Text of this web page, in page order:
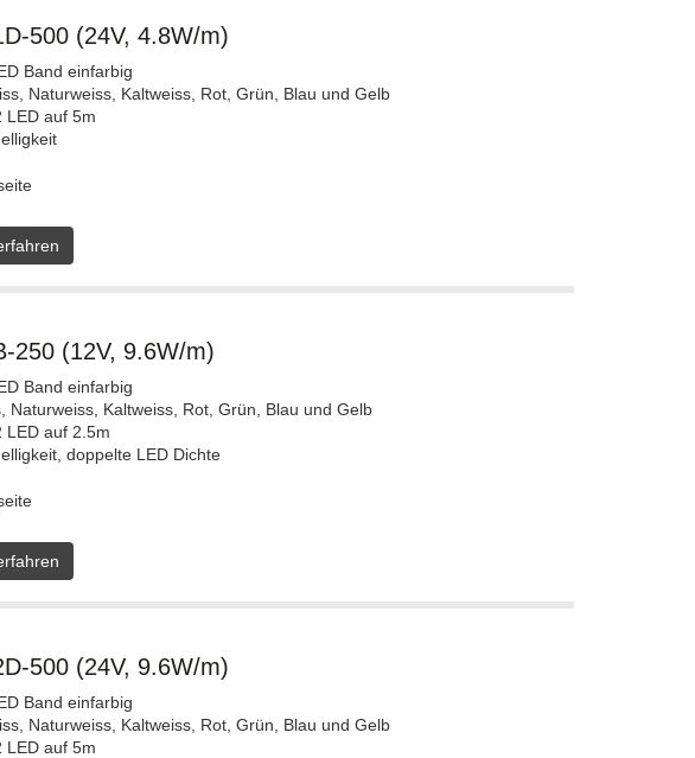
500 (24V, 4.8W/m)
Band einfarbig
Naturweiss, Kaltweiss, Rot, Grün, Blau und Gelb
LED auf 5m
250 (12V, 9.6W/m)
Band einfarbig
Naturweiss, Kaltweiss, Rot, Grün, Blau und Gelb
LED auf 2.5m
doppelte LED Dichte
500 (24V, 9.6W/m)
Band einfarbig
Naturweiss, Kaltweiss, Rot, Grün, Blau und Gelb
LED auf 5m